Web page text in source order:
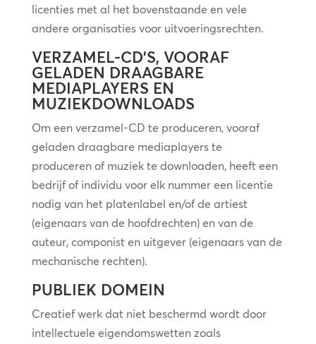
licenties met al het bovenstaande en vele
andere organisaties voor uitvoeringsrechten.
VERZAMEL-CD’S, VOORAF
GELADEN DRAAGBARE
MEDIAPLAYERS EN
MUZIEKDOWNLOADS
Om een verzamel-CD te produceren, vooraf
geladen draagbare mediaplayers te
produceren of muziek te downloaden, heeft een
bedrijf of individu voor elk nummer een licentie
nodig van het platenlabel en/of de artiest
(eigenaars van de hoofdrechten) en van de
auteur, componist en uitgever (eigenaars van de
mechanische rechten).
PUBLIEK DOMEIN
Creatief werk dat niet beschermd wordt door
intellectuele eigendomswetten zoals